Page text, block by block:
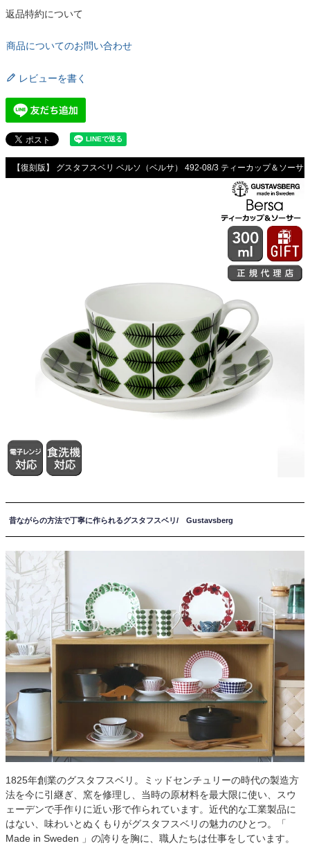
返品特約について
商品についてのお問い合わせ
レビューを書く
【復刻版】 グスタフスベリ ベルソ（ベルサ） 492-08/3 ティーカップ＆ソーサ
昔ながらの方法で丁寧に作られるグスタフスベリ/ Gustavsberg
1825年創業のグスタフスベリ。ミッドセンチュリーの時代の製造方
法を今に引継ぎ、窯を修理し、当時の原材料を最大限に使い、スウ
ェーデンで手作りに近い形で作られています。近代的な工業製品に
はない、味わいとぬくもりがグスタフスベリの魅力のひとつ。「
Made in Sweden 」の誇りを胸に、職人たちは仕事をしています。